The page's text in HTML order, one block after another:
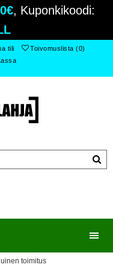
, Kuponkikoodi:
tili
Toivomuslista (0)
toimitus